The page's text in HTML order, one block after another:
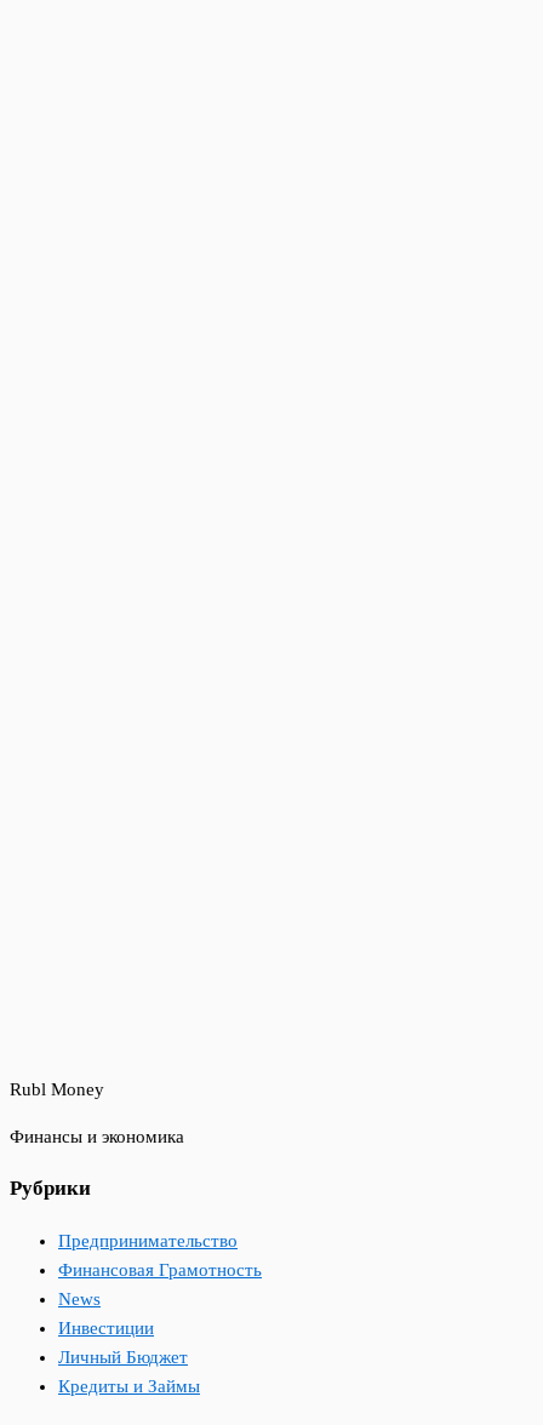
Rubl Money
Финансы и экономика
Рубрики
Предпринимательство
Финансовая Грамотность
News
Инвестиции
Личный Бюджет
Кредиты и Займы